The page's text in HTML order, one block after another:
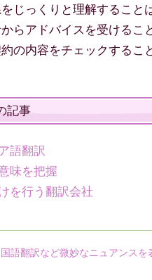
じっくりと理解すること
らアドバイスを受けるこ
の内容をチェックするこ
記事
語翻訳
味を把握
を行う翻訳会社
語翻訳など微妙なニュアンス